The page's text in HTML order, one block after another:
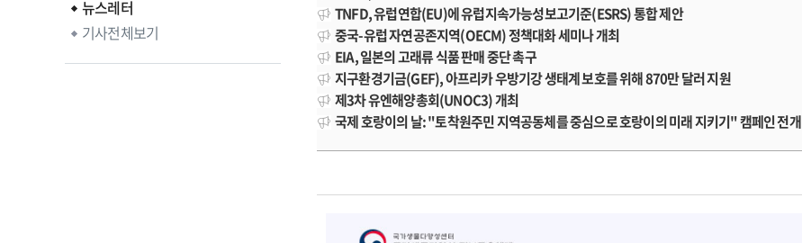
뉴스레터
기사전체보기
TNFD, 유럽연합(EU)에 유럽지속가능성보고기준(ESRS) 통합 제안
중국-유럽 자연공존지역(OECM) 정책대화 세미나 개최
EIA, 일본의 고래류 식품 판매 중단 촉구
지구환경기금(GEF), 아프리카 우방기강 생태계 보호를 위해 870만 달러 지원
제3차 유엔해양총회(UNOC3) 개최
국제 호랑이의 날: "토착원주민 지역공동체를 중심으로 호랑이의 미래 지키기" 캠페인 전개